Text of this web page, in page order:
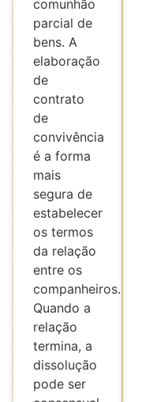
comunhão
parcial de
bens. A
elaboração
de
contrato
de
convivência
é a forma
mais
segura de
estabelecer
os termos
da relação
entre os
companheiros.
Quando a
relação
termina, a
dissolução
pode ser